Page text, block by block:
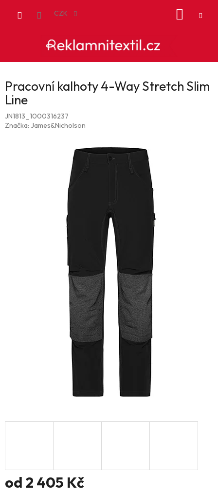
CZK
Pracovní kalhoty 4-Way Stretch Slim
Line
JN1813_1000316237
Značka: James&Nicholson
od 2 405 Kč